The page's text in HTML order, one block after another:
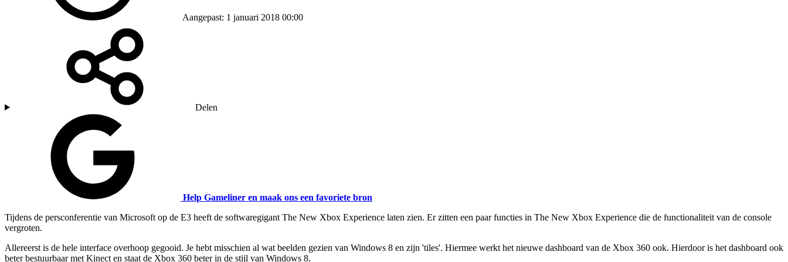
Aangepast: 1 januari 2018 00:00
Delen
Help Gameliner en maak ons een favoriete bron
Tijdens de persconferentie van Microsoft op de E3 heeft de softwaregigant The New Xbox Experience laten zien. Er zitten een paar functies in The New Xbox Experience die de functionaliteit van de console
vergroten.
Allereerst is de hele interface overhoop gegooid. Je hebt misschien al wat beelden gezien van Windows 8 en zijn 'tiles'. Hiermee werkt het nieuwe dashboard van de Xbox 360 ook. Hierdoor is het dashboard ook
beter bestuurbaar met Kinect en staat de Xbox 360 beter in de stijl van Windows 8.